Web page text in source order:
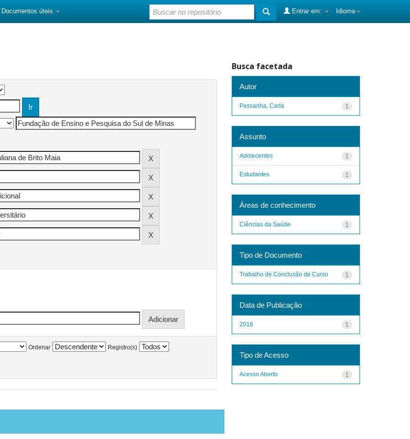
Documentos úteis Idioma
Entrar em:
Ordenar Registro(s)
Busca facetada
Autor
1
Pessanha, Carla
Assunto
1
Adolecentes
1
Estudantes
Áreas de conhecimento
1
Ciências da Saúde
Tipo de Documento
1
Trabalho de Conclusão de Curso
Data de Publicação
1
2016
Tipo de Acesso
1
Acesso Aberto